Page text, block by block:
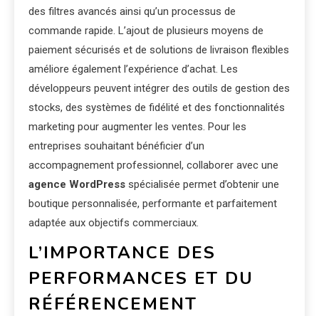
des filtres avancés ainsi qu’un processus de
commande rapide. L’ajout de plusieurs moyens de
paiement sécurisés et de solutions de livraison flexibles
améliore également l’expérience d’achat. Les
développeurs peuvent intégrer des outils de gestion des
stocks, des systèmes de fidélité et des fonctionnalités
marketing pour augmenter les ventes. Pour les
entreprises souhaitant bénéficier d’un
accompagnement professionnel, collaborer avec une
agence WordPress spécialisée permet d’obtenir une
boutique personnalisée, performante et parfaitement
adaptée aux objectifs commerciaux.
L’IMPORTANCE DES
PERFORMANCES ET DU
RÉFÉRENCEMENT